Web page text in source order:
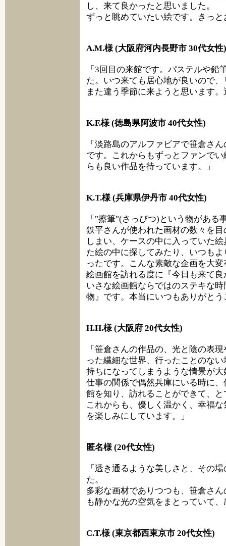
し、来て良かったと思いました。
ずっと眺めていたい絵です。きっ
A.M.様 (大阪府河内長野市 30代女性)
「3回目の来館です。パステルや
た。いつ来ても居心地が良いので
また違う季節に来ようと思います
K.F.様 (徳島県阿波市 40代女性)
「淡路島のアルファビアで笹倉さ
です。これからもずっとファンで
らも良い作品を待っています。」
K.T.様 (兵庫県伊丹市 40代女性)
「"擦筆"(さっぴつ)という物がある
鉄平さんが使われた画材の数々を
しまい、ケースの中に入っていた
た絵の中に探してみたり、いつも
ったです。こんな素敵な企画を大
絵画館を訪れる度に『今日も来て
いさな絵画館ならではのステキな
物』です。本当にいつもありがと
H.H.様 (大阪府 20代女性)
「笹倉さんの作品の、光と陰の表
った繊細な世界、行ったことのな
持ちになってしまうような情景が大
仕事の関係で偶然兵庫にいる時に
館を知り、訪れることができて、
これからも、優しく温かく、幸福
を楽しみにしています。」
匿名様 (20代女性)
「透き通るような美しさと、その
た。
多彩な画材でありつつも、笹倉さ
も静かな光の空気をまとっていて
C.T.様 (東京都西東京市 20代女性)